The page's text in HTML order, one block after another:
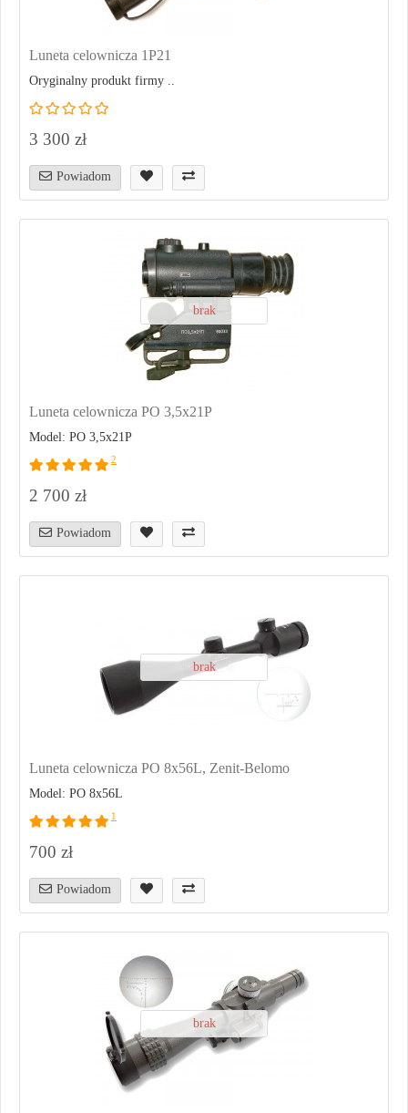
Luneta celownicza 1P21
Oryginalny produkt firmy ..
3 300 zł
Powiadom
brak
Luneta celownicza PO 3,5x21P
Model: PO 3,5x21P
2
2 700 zł
Powiadom
brak
Luneta celownicza PO 8x56L, Zenit-Belomo
Model: PO 8x56L
1
700 zł
Powiadom
brak